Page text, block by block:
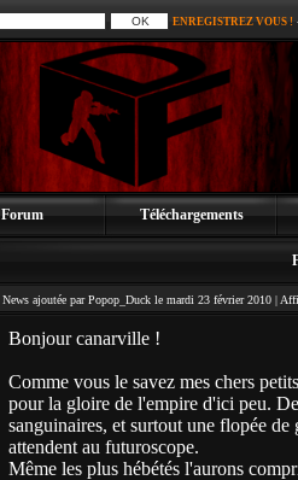
ENREGISTREZ VOUS !
Forum Téléchargements
News ajoutée par Popop_Duck le mardi 23 février 2010 |
Bonjour canarville !
Comme vous le savez mes chers
pour la gloire de l'empire d'ici peu.
sanguinaires, et surtout une flopée
attendent au futuroscope.
Même les plus hébétés l'aurons